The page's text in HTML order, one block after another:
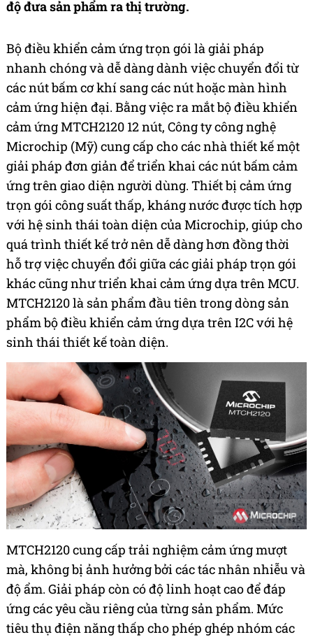
độ đưa sản phẩm ra thị trường.
Bộ điều khiển cảm ứng trọn gói là giải pháp
nhanh chóng và dễ dàng dành việc chuyển đổi từ
các nút bấm cơ khí sang các nút hoặc màn hình
cảm ứng hiện đại. Bằng việc ra mắt bộ điều khiển
cảm ứng MTCH2120 12 nút, Công ty công nghệ
Microchip (Mỹ) cung cấp cho các nhà thiết kế một
giải pháp đơn giản để triển khai các nút bấm cảm
ứng trên giao diện người dùng. Thiết bị cảm ứng
trọn gói công suất thấp, kháng nước được tích hợp
với hệ sinh thái toàn diện của Microchip, giúp cho
quá trình thiết kế trở nên dễ dàng hơn đồng thời
hỗ trợ việc chuyển đổi giữa các giải pháp trọn gói
khác cũng như triển khai cảm ứng dựa trên MCU.
MTCH2120 là sản phẩm đầu tiên trong dòng sản
phẩm bộ điều khiển cảm ứng dựa trên I2C với hệ
sinh thái thiết kế toàn diện.
MTCH2120 cung cấp trải nghiệm cảm ứng mượt
mà, không bị ảnh hưởng bởi các tác nhân nhiễu và
độ ẩm. Giải pháp còn có độ linh hoạt cao để đáp
ứng các yêu cầu riêng của từng sản phẩm. Mức
tiêu thụ điện năng thấp cho phép ghép nhóm các